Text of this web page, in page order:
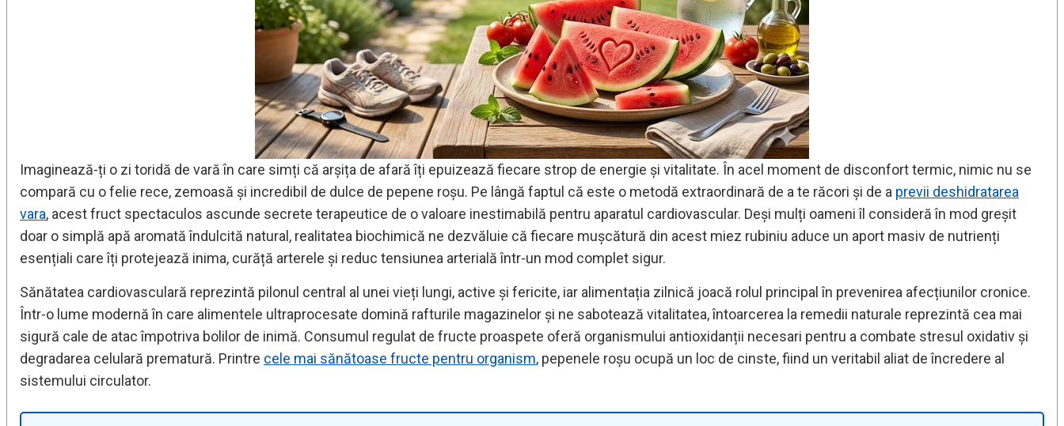
Imaginează-ți o zi toridă de vară în care simți că arșița de afară îți epuizează fiecare strop de energie și vitalitate. În acel moment de disconfort termic, nimic nu se
compară cu o felie rece, zemoasă și incredibil de dulce de pepene roșu. Pe lângă faptul că este o metodă extraordinară de a te răcori și de a previi deshidratarea
vara, acest fruct spectaculos ascunde secrete terapeutice de o valoare inestimabilă pentru aparatul cardiovascular. Deși mulți oameni îl consideră în mod greșit
doar o simplă apă aromată îndulcită natural, realitatea biochimică ne dezvăluie că fiecare mușcătură din acest miez rubiniu aduce un aport masiv de nutrienți
esențiali care îți protejează inima, curăță arterele și reduc tensiunea arterială într-un mod complet sigur.
Sănătatea cardiovasculară reprezintă pilonul central al unei vieți lungi, active și fericite, iar alimentația zilnică joacă rolul principal în prevenirea afecțiunilor cronice.
Într-o lume modernă în care alimentele ultraprocesate domină rafturile magazinelor și ne sabotează vitalitatea, întoarcerea la remedii naturale reprezintă cea mai
sigură cale de atac împotriva bolilor de inimă. Consumul regulat de fructe proaspete oferă organismului antioxidanții necesari pentru a combate stresul oxidativ și
degradarea celulară prematură. Printre cele mai sănătoase fructe pentru organism, pepenele roșu ocupă un loc de cinste, fiind un veritabil aliat de încredere al
sistemului circulator.